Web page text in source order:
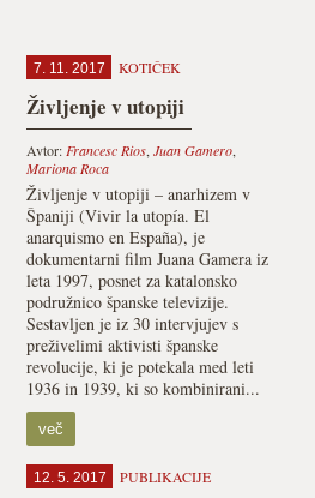
7. 11. 2017 KOTIČEK
Življenje v utopiji
Avtor: Francesc Rios, Juan Gamero,
Mariona Roca
Življenje v utopiji – anarhizem v
Španiji (Vivir la utopía. El
anarquismo en España), je
dokumentarni film Juana Gamera iz
leta 1997, posnet za katalonsko
podružnico španske televizije.
Sestavljen je iz 30 intervjujev s
preživelimi aktivisti španske
revolucije, ki je potekala med leti
1936 in 1939, ki so kombinirani...
več
12. 5. 2017 PUBLIKACIJE